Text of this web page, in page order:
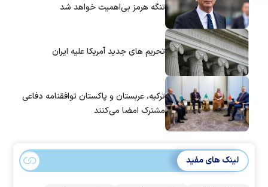
تنگه هرمز بی‌اهمیت خواهد شد
تحریم های جدید آمریکا علیه ایران
ترکیه، عربستان و پاکستان توافقنامه دفاعی
مشترک امضا می‌کنند
لینک های مفید